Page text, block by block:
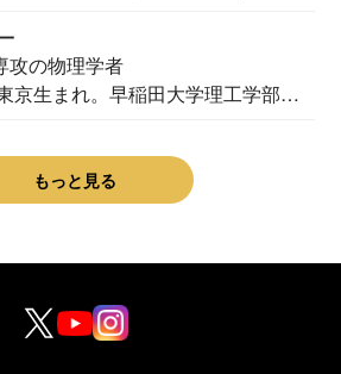
攻の物理学者
京生まれ。早稲田大学理工学部物
もっと見る